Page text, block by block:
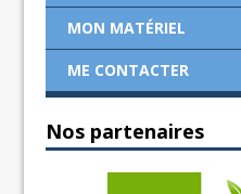
MON MATÉRIEL
ME CONTACTER
Nos partenaires